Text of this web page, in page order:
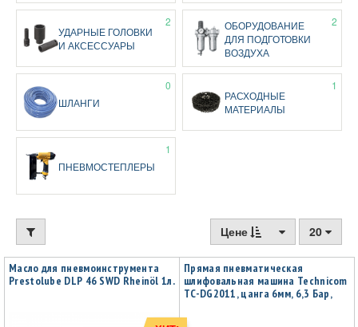
УДАРНЫЕ ГОЛОВКИ
И АКСЕССУАРЫ
2
ОБОРУДОВАНИЕ
ДЛЯ ПОДГОТОВКИ
ВОЗДУХА
2
ШЛАНГИ
0
РАСХОДНЫЕ
МАТЕРИАЛЫ
1
ПНЕВМОСТЕПЛЕРЫ
1
Цене 20
Масло для пневмоинструмента
Prestolube DLP 46 SWD Rheinöl 1л.
Прямая пневматическая
шлифовальная машина Technicom
TC-DG2011, цанга 6мм, 6,3 Бар,